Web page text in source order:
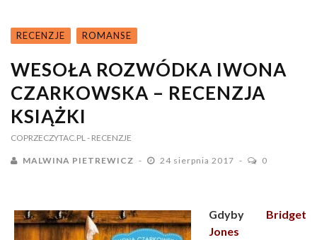
RECENZJE ROMANSE
WESOŁA ROZWÓDKA IWONA
CZARKOWSKA – RECENZJA
KSIĄŻKI
COPRZECZYTAC.PL - RECENZJE
MALWINA PIETREWICZ 24 sierpnia 2017 0
Gdyby Bridget
Jones